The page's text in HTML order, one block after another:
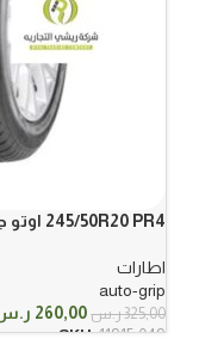
245/50R20 PR4 اوتو جريب
اطارات
auto-grip
325,00ر.س السعر
الأصلي
260,00
SKU:11915-049